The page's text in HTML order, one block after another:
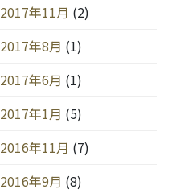
2017年11月 (2)
2017年8月 (1)
2017年6月 (1)
2017年1月 (5)
2016年11月 (7)
2016年9月 (8)